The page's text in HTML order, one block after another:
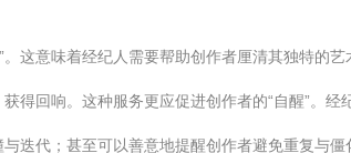
这意味着经纪人需要帮助创作者厘清其独特的
得回响。这种服务更应促进创作者的“自醒”。
迭代；甚至可以善意地提醒创作者避免重复与僵